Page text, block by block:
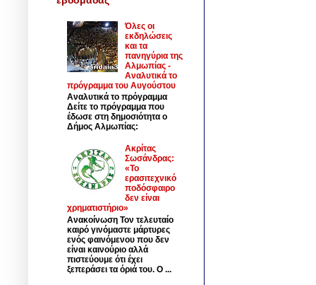
Όλες οι
εκδηλώσεις
και τα
πανηγύρια της
Αλμωπίας -
Αναλυτικά το
πρόγραμμα του Αυγούστου
Αναλυτικά το πρόγραμμα
Δείτε το πρόγραμμα που
έδωσε στη δημοσιότητα ο
Δήμος Αλμωπίας:
Ακρίτας
Σωσάνδρας:
«Το
ερασιτεχνικό
ποδόσφαιρο
δεν είναι
χρηματιστήριο»
Ανακοίνωση Τον τελευταίο
καιρό γινόμαστε μάρτυρες
ενός φαινόμενου που δεν
είναι καινούριο αλλά
πιστεύουμε ότι έχει
ξεπεράσει τα όριά του. Ο ...